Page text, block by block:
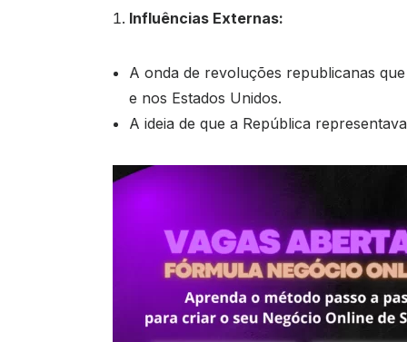
Influências Externas:
A onda de revoluções republicanas
e nos Estados Unidos.
A ideia de que a República